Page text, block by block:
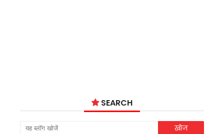
SEARCH